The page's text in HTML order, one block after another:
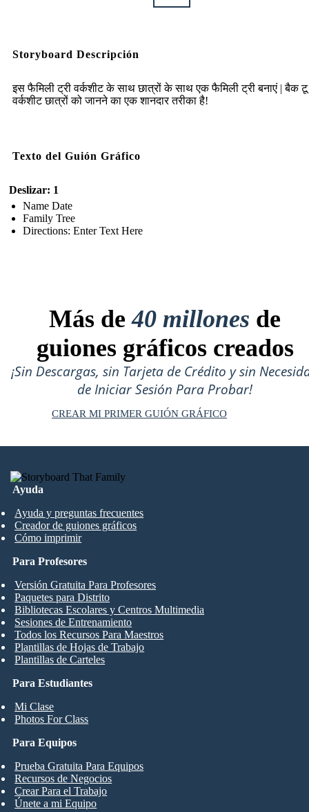
Storyboard Descripción
इस फैमिली ट्री वर्कशीट के साथ छात्रों के साथ एक फैमिली ट्री बनाएं | बैक
वर्कशीट छात्रों को जानने का एक शानदार तरीका है!
Texto del Guión Gráfico
Deslizar: 1
Name Date
Family Tree
Directions: Enter Text Here
Más de40 millones de
guiones gráficos creados
¡Sin Descargas, sin Tarjeta de Crédito y sin
de Iniciar Sesión Para Probar!
CREAR MI PRIMER GUIÓN GRÁFICO
Ayuda
Ayuda y preguntas frecuentes
Creador de guiones gráficos
Cómo imprimir
Para Estudiantes
Mi Clase
Photos For Class
Para Profesores
Versión Gratuita Para Profesores
Paquetes para Distrito
Bibliotecas Escolares y Centros Multimedia
Sesiones de Entrenamiento
Todos los Recursos Para Maestros
Plantillas de Hojas de Trabajo
Plantillas de Carteles
Para Equipos
Prueba Gratuita Para Equipos
Recursos de Negocios
Crear Para el Trabajo
Únete a mi Equipo